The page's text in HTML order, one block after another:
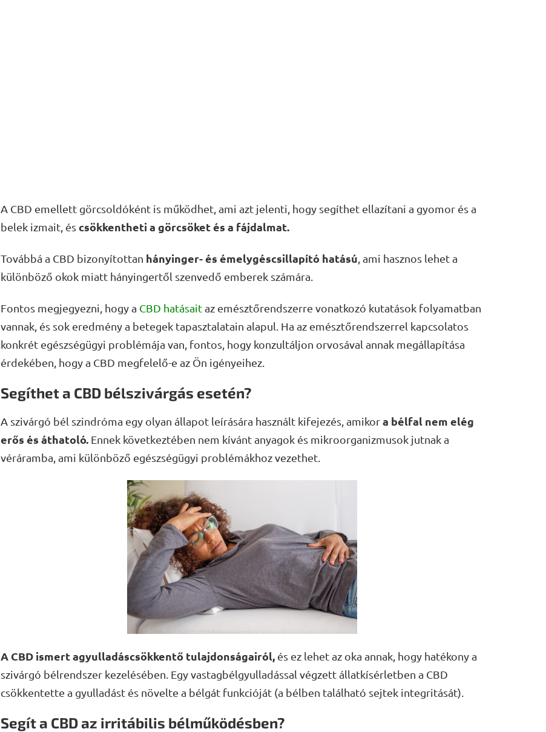
A CBD emellett görcsoldóként is működhet, ami azt jelenti, hogy segíthet ellazítani a gyomor és a
belek izmait, éscsökkentheti a görcsöket és a fájdalmat.
Továbbá a CBD bizonyítottan hányinger- és émelygéscsillapító hatású , ami hasznos lehet a
különböző okok miatt hányingertől szenvedő emberek számára.
Fontos megjegyezni, hogy a CBD hatásaitaz emésztőrendszerre vonatkozó kutatások folyamatban
vannak, és sok eredmény a betegek tapasztalatain alapul. Ha az emésztőrendszerrel kapcsolatos
konkrét egészségügyi problémája van, fontos, hogy konzultáljon orvosával annak megállapítása
érdekében, hogy a CBD megfelelő-e az Ön igényeihez.
Segíthet a CBD bélszivárgás esetén?
A szivárgó bél szindróma egy olyan állapot leírására használt kifejezés, amikora bélfal nem elég
erős és áthatoló. Ennek következtében nem kívánt anyagok és mikroorganizmusok jutnak a
véráramba, ami különböző egészségügyi problémákhoz vezethet.
A CBD ismert agyulladáscsökkentő tulajdonságairól, és ez lehet az oka annak, hogy hatékony a
szivárgó bélrendszer kezelésében. Egy vastagbélgyulladással végzett állatkísérletben a CBD
csökkentette a gyulladást és növelte a bélgát funkcióját (a bélben található sejtek integritását).
Segít a CBD az irritábilis bélműködésben?